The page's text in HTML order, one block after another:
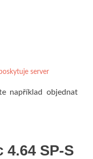
server
například objednat
4.64 SP-S